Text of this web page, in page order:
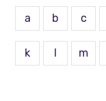
a b c
k m